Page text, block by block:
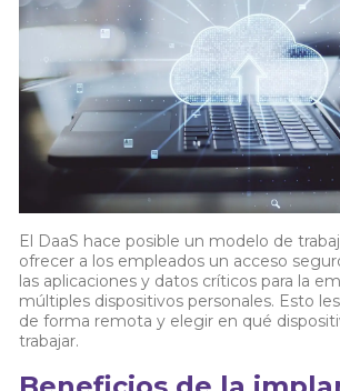
El DaaS hace posible un modelo de
ofrecer a los empleados un acceso
las aplicaciones y datos críticos para la
múltiples dispositivos personales. Esto
de forma remota y elegir en qué
trabajar.